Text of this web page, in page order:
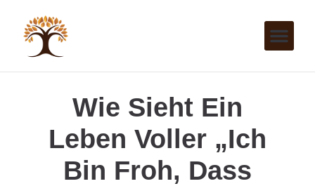
Wie Sieht Ein
Leben Voller „Ich
Bin Froh, Dass